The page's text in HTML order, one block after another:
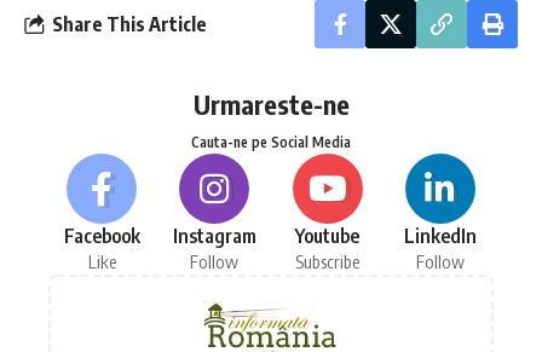
Share This Article
Urmareste-ne
Cauta-ne pe Social Media
Facebook
Like
Instagram
Follow
Youtube
Subscribe
LinkedIn
Follow